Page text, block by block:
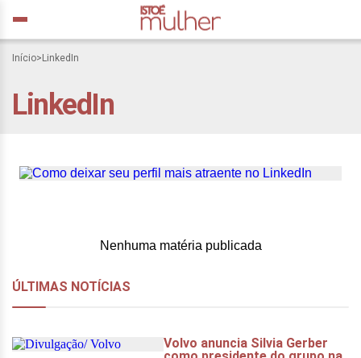
Início> LinkedIn
LinkedIn
Como deixar seu perfil
Nenhuma matéria publicada